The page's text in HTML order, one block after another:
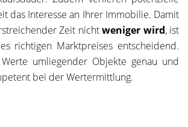
das Interesse an Ihrer Immobilie. Damit
Zeit nichtweniger wird, ist
richtigen Marktpreises entscheidend.
umliegender Objekte genau und
bei der Wertermittlung.